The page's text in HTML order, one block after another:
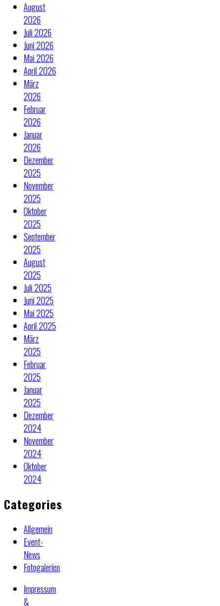
August
2026
Juli 2026
Juni 2026
Mai 2026
April 2026
März
2026
Februar
2026
Januar
2026
Dezember
2025
November
2025
Oktober
2025
September
2025
August
2025
Juli 2025
Juni 2025
Mai 2025
April 2025
März
2025
Februar
2025
Januar
2025
Dezember
2024
November
2024
Oktober
2024
Categories
Allgemein
Event-
News
Fotogalerien
Impressum
&